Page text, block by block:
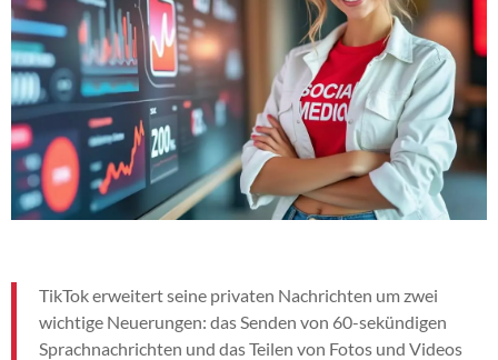
TikTok erweitert seine privaten Nachrichten um zwei
wichtige Neuerungen: das Senden von 60-sekündigen
Sprachnachrichten und das Teilen von Fotos und Videos